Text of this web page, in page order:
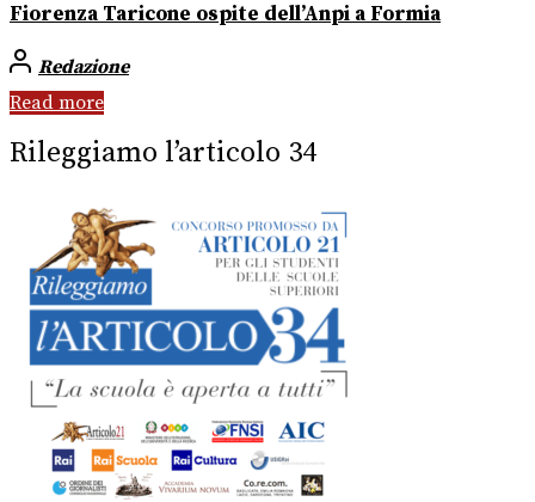
Fiorenza Taricone ospite dell’Anpi a Formia
Redazione
Read more
Rileggiamo l’articolo 34